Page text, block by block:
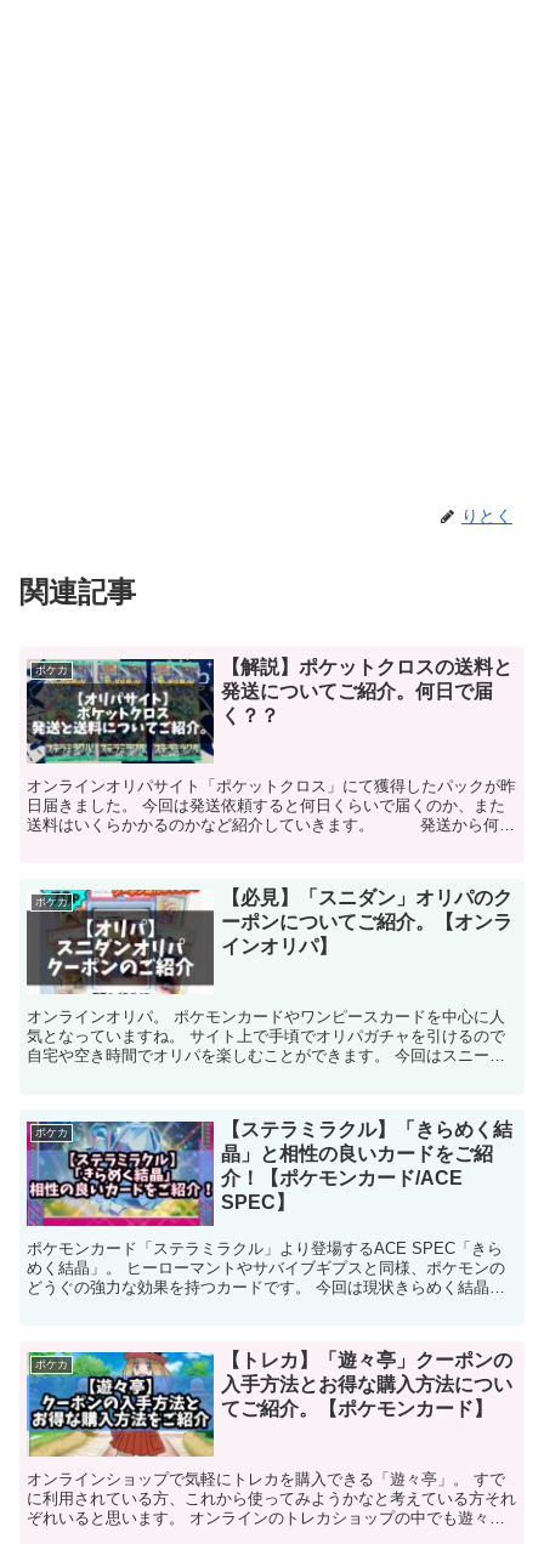
りとく
関連記事
ポケカ
【解説】ポケットクロスの送料と
発送についてご紹介。何日で届
く？？
オンラインオリパサイト「ポケットクロス」にて獲得したパックが昨
日届きました。 今回は発送依頼すると何日くらいで届くのか、また
送料はいくらかかるのかなど紹介していきます。 発送から何日
ポケカ
【必見】「スニダン」オリパのク
ーポンについてご紹介。【オンラ
インオリパ】
オンラインオリパ。 ポケモンカードやワンピースカードを中心に人
気となっていますね。 サイト上で手頃でオリパガチャを引けるので
自宅や空き時間でオリパを楽しむことができます。 今回はスニーカ
ポケカ
【ステラミラクル】「きらめく結
晶」と相性の良いカードをご紹
介！【ポケモンカード/ACE
SPEC】
ポケモンカード「ステラミラクル」より登場するACE SPEC「きら
めく結晶」。 ヒーローマントやサバイブギプスと同様、ポケモンの
どうぐの強力な効果を持つカードです。 今回は現状きらめく結晶と
ポケカ
【トレカ】「遊々亭」クーポンの
入手方法とお得な購入方法につい
てご紹介。【ポケモンカード】
オンラインショップで気軽にトレカを購入できる「遊々亭」。 すで
に利用されている方、これから使ってみようかなと考えている方それ
ぞれいると思います。 オンラインのトレカショップの中でも遊々亭